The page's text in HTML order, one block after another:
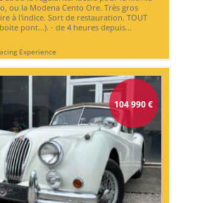
ou la Modena Cento Ore. Très gros
à l'indice. Sort de restauration. TOUT
pont...). - de 4 heures depuis...
Experience
104 990€